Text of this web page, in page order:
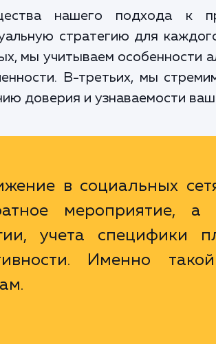
нашего подхода к
стратегию для
мы учитываем особенности
В-третьих, мы
доверия и узнаваемости
в социальных
мероприятие, а
учета специфики
Именно